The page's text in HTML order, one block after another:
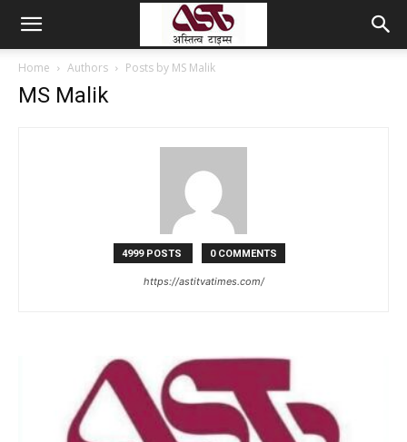
Home Authors Posts by MS Malik
MS Malik
4999 POSTS 0 COMMENTS
https://astitvatimes.com/